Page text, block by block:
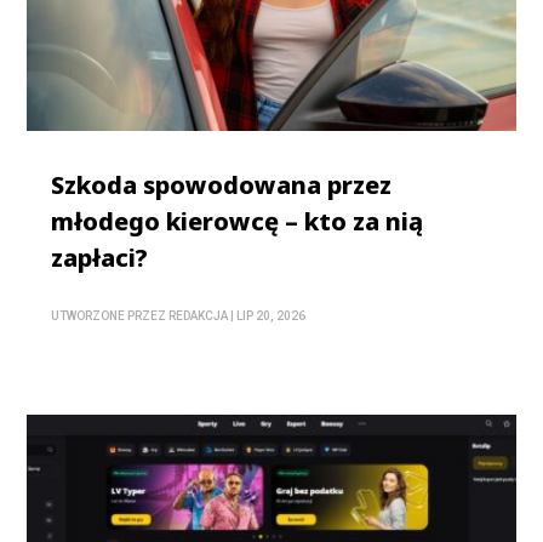
Szkoda spowodowana przez
młodego kierowcę – kto za nią
zapłaci?
UTWORZONE PRZEZ REDAKCJA LIP 20, 2026